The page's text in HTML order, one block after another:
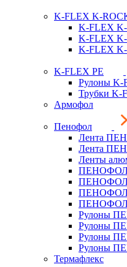
K-FLEX K-
K-FLEX
K-FLEX
K-FLEX
K-FLEX PE
Рулоны K-
Трубки K-
Армофол
Пенофол
Лента
Лента
Ленты
ПЕНОФОЛ
ПЕНОФОЛ
ПЕНОФОЛ
Рулоны
Рулоны
Рулоны
Рулоны
Термафлекс